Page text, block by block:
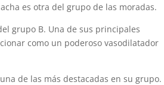
es otra del grupo de las moradas.
grupo B. Una de sus principales
como un poderoso vasodilatador
de las más destacadas en su grupo.